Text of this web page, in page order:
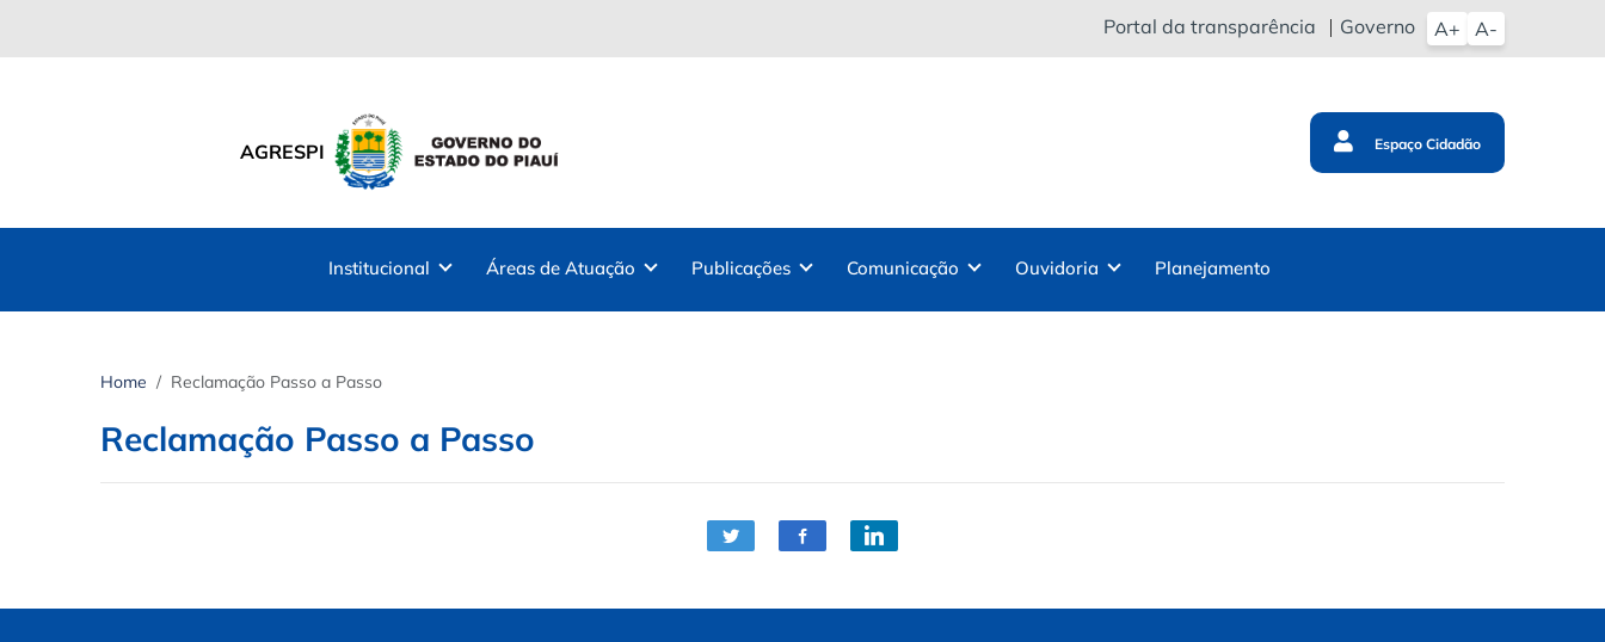
Portal da transparência Governo A+ A-
AGRESPI Espaço Cidadão
Institucional Áreas de Atuação Publicações Comunicação Ouvidoria Planejamento
Home Reclamação Passo a Passo
Reclamação Passo a Passo